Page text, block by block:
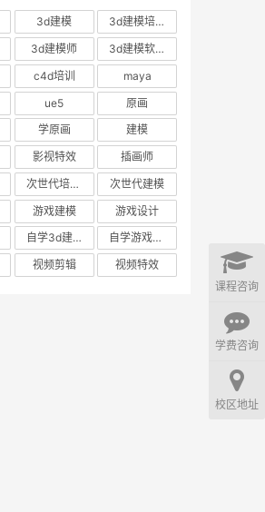
3d建模
3d建模培训
3d建模师
3d建模软件
c4d培训
maya
ue5
原画
学原画
建模
影视特效
插画师
次世代培训机构
次世代建模
游戏建模
游戏设计
自学3d建模
自学游戏建模
视频剪辑
视频特效
课程咨询
学费咨询
校区地址